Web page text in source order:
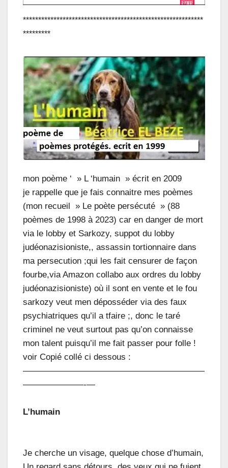
***********************************************************
*********
mon poème ‘ » L ‘humain » écrit en 2009
je rappelle que je fais connaitre mes poèmes
(mon recueil » Le poète persécuté » (88
poèmes de 1998 à 2023) car en danger de mort
via le lobby et Sarkozy, suppot du lobby
judéonazisioniste,, assassin tortionnaire dans
ma persecution ;qui les fait censurer de façon
fourbe,via Amazon collabo aux ordres du lobby
judéonazisioniste) où il sont en vente et le fou
sarkozy veut men déposséder via des faux
psychiatriques qu’il a tfaire ;, donc le taré
criminel ne veut surtout pas qu’on connaisse
mon talent puisqu’il me fait passer pour folle !
voir Copié collé ci dessous :
—————————————————————
———————-—
L’humain
Je cherche un visage, quelque chose d’humain,